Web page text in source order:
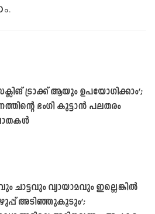
ട്രാക്ക് ആയും ഉപയോഗിക്കാം’;
ഭംഗി കൂട്ടാന്‍ പലതരം
ചാട്ടവും വ്യായാമവും ഇല്ലെങ്കില്‍
അടിഞ്ഞുകൂടും’;